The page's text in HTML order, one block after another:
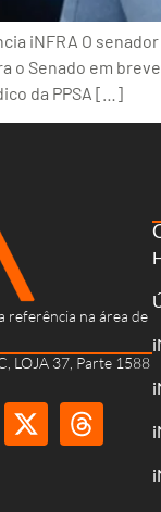
iNFRA O
o Senado em
da PPSA […]
referência na área de
LOJA 37, Parte 1588